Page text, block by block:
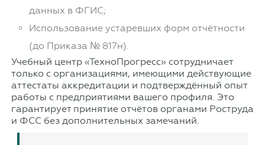
данных в ФГИС;
Использование устаревших форм отчётности
(до Приказа № 817н).
Учебный центр «ТехноПрогресс» сотрудничает
только с организациями, имеющими действующие
аттестаты аккредитации и подтверждённый опыт
работы с предприятиями вашего профиля. Это
гарантирует принятие отчётов органами Роструда
и ФСС без дополнительных замечаний.